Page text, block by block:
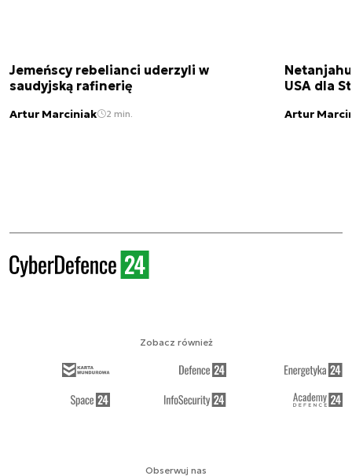
Jemeńscy rebelianci uderzyli w
saudyjską rafinerię
Artur Marciniak 2 min.
USA dla
Artur
Obserwuj nas
Zobacz również